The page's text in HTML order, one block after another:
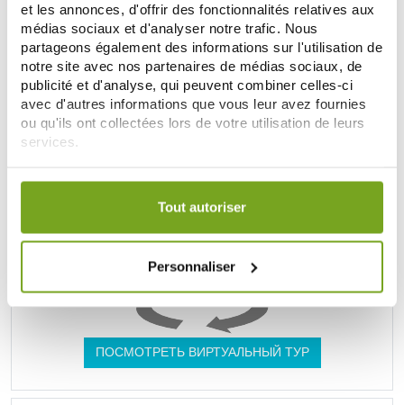
et les annonces, d'offrir des fonctionnalités relatives aux
médias sociaux et d'analyser notre trafic. Nous
partageons également des informations sur l'utilisation de
notre site avec nos partenaires de médias sociaux, de
publicité et d'analyse, qui peuvent combiner celles-ci
avec d'autres informations que vous leur avez fournies
ou qu'ils ont collectées lors de votre utilisation de leurs
services.
Votre choix de consentement est conservé pendant une
Tout autoriser
Personnaliser
ОТКРОЙТЕ ДЛЯ СЕБЯ ПАРАФАРМАЦИЮ
UNE VRAIE PARAPHARMACIE
ПОСМОТРЕТЬ ВИРТУАЛЬНЫЙ ТУР